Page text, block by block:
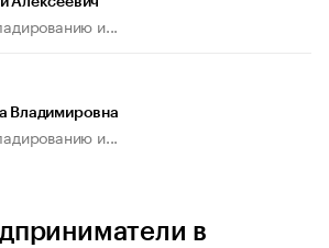
и...
Владимировна
и...
в